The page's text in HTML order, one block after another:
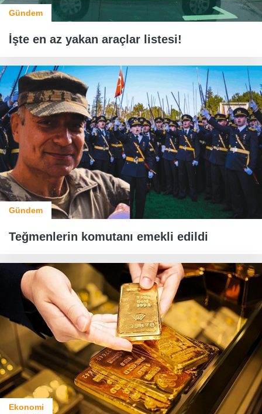
Gündem
İşte en az yakan araçlar listesi!
Gündem
Teğmenlerin komutanı emekli edildi
Ekonomi